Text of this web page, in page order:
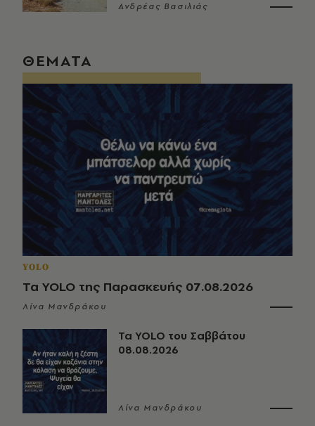
Ανδρέας Βασιλιάς
ΘΕΜΑΤΑ
YOLO
Τα YOLO της Παρασκευής 07.08.2026
Λίνα Μανδράκου
Τα YOLO του Σαββάτου
08.08.2026
Λίνα Μανδράκου